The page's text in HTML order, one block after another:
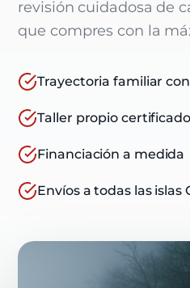
revisión cuidadosa de
que compres con la
Trayectoria familiar
Taller propio certificado
Financiación a medida
Envíos a todas las islas